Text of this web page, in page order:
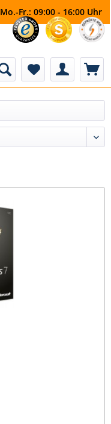
Mo.-Fr.: 09:00 - 16:00 Uhr